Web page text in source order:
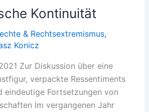
Kontinuität
& Rechtsextremismus,
Konicz
Zur Diskussion über eine
verpackte Ressentiments
eindeutige Fortsetzungen von
Im vergangenen Jahr